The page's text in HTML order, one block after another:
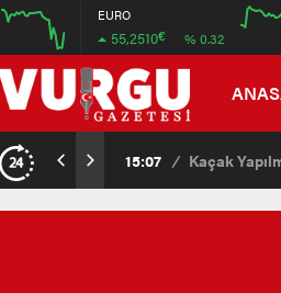
12:00 16:00
EURO
55,2510€ % 0.32
54.72
15:07 / Kaçak